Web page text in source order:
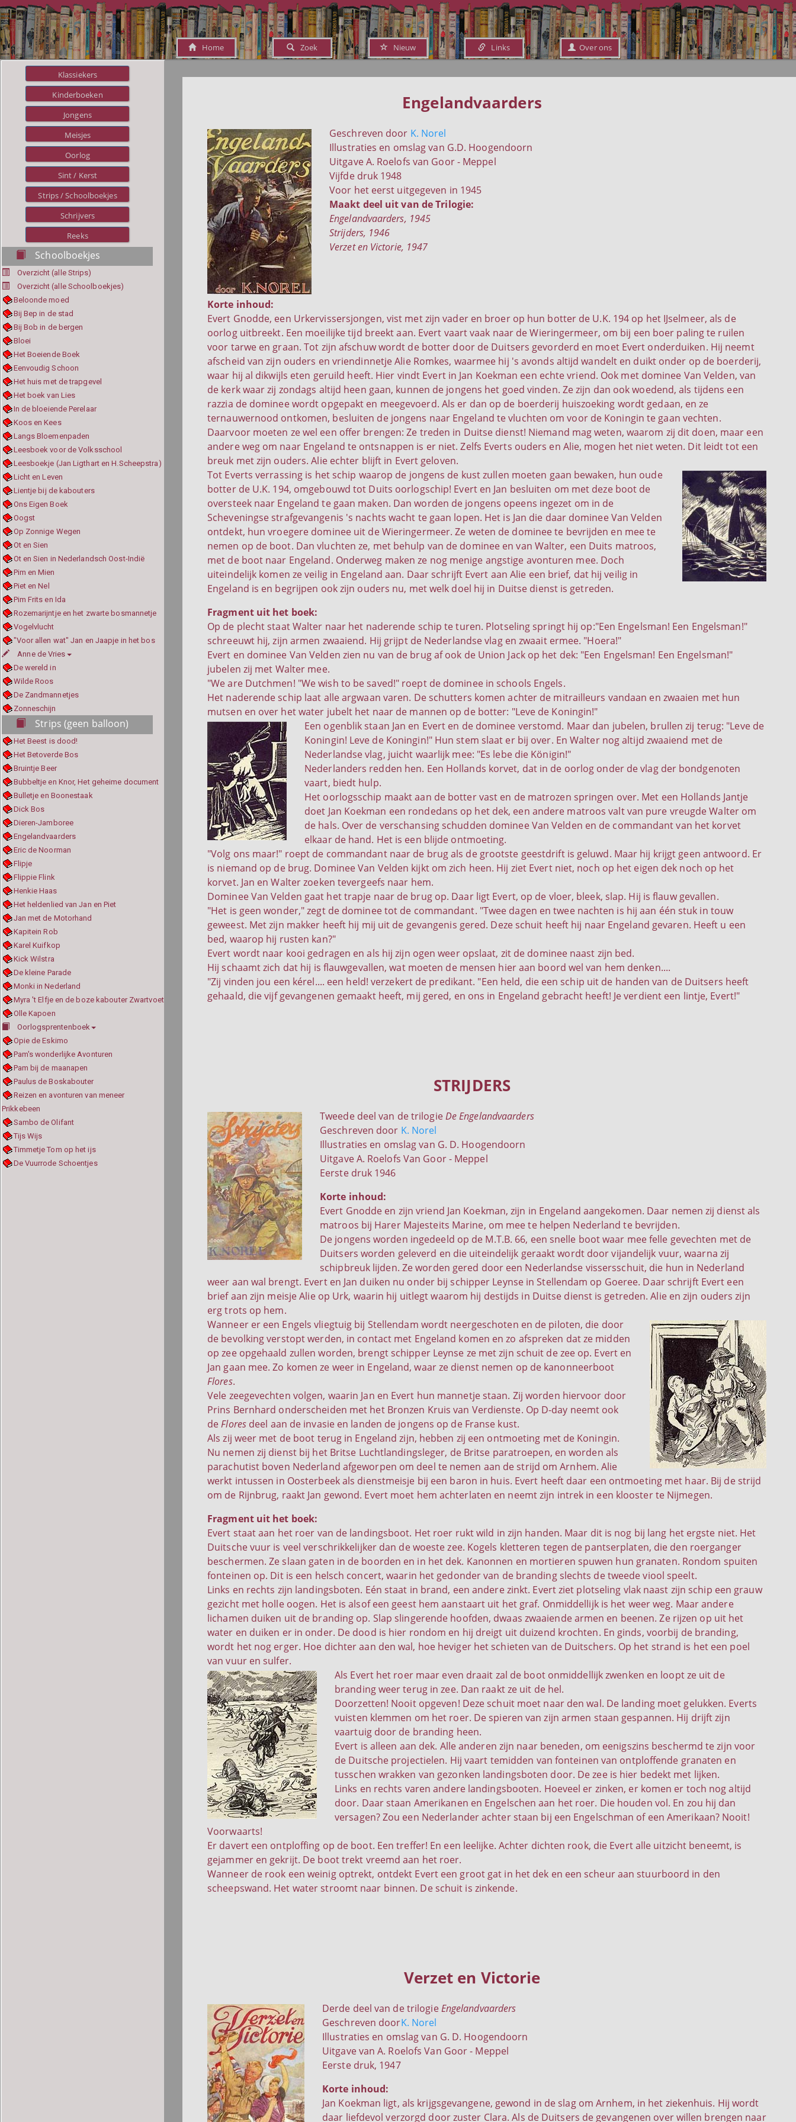
Home Zoek Nieuw Links Over ons
Klassiekers
Kinderboeken
Jongens
Meisjes
Oorlog
Sint / Kerst
Strips / Schoolboekjes
Schrijvers
Reeks
Schoolboekjes
Overzicht (alle Strips)
Overzicht (alle Schoolboekjes)
Beloonde moed
Bij Bep in de stad
Bij Bob in de bergen
Bloei
Het Boeiende Boek
Eenvoudig Schoon
Het huis met de trapgevel
Het boek van Lies
In de bloeiende Perelaar
Koos en Kees
Langs Bloemenpaden
Leesboek voor de Volksschool
Leesboekje (Jan Ligthart en H.Scheepstra)
Licht en Leven
Lientje bij de kabouters
Ons Eigen Boek
Oogst
Op Zonnige Wegen
Ot en Sien
Ot en Sien in Nederlandsch Oost-Indië
Pim en Mien
Piet en Nel
Pim Frits en Ida
Rozemarijntje en het zwarte bosmannetje
Vogelvlucht
"Voor allen wat" Jan en Jaapje in het bos
Anne de Vries
De wereld in
Wilde Roos
De Zandmannetjes
Zonneschijn
Strips (geen balloon)
Het Beest is dood!
Het Betoverde Bos
Bruintje Beer
Bubbeltje en Knor, Het geheime document
Bulletje en Boonestaak
Dick Bos
Dieren-Jamboree
Engelandvaarders
Eric de Noorman
Flipje
Flippie Flink
Henkie Haas
Het heldenlied van Jan en Piet
Jan met de Motorhand
Kapitein Rob
Karel Kuifkop
Kick Wilstra
De kleine Parade
Monki in Nederland
Myra 't Elfje en de boze kabouter Zwartvoet
Olle Kapoen
Oorlogsprentenboek
Opie de Eskimo
Pam's wonderlijke Avonturen
Pam bij de maanapen
Paulus de Boskabouter
Reizen en avonturen van meneer
Prikkebeen
Sambo de Olifant
Tijs Wijs
Timmetje Tom op het ijs
De Vuurrode Schoentjes
Engelandvaarders
Geschreven door K. Norel
Illustraties en omslag van G.D. Hoogendoorn
Uitgave A. Roelofs van Goor - Meppel
Vijfde druk 1948
Voor het eerst uitgegeven in 1945
Maakt deel uit van de Trilogie:
Engelandvaarders, 1945
Strijders, 1946
Verzet en Victorie, 1947
Korte inhoud:
Evert Gnodde, een Urkervissersjongen, vist met zijn vader en broer op hun botter de U.K. 194 op het IJselmeer, als de
oorlog uitbreekt. Een moeilijke tijd breekt aan. Evert vaart vaak naar de Wieringermeer, om bij een boer paling te ruilen
voor tarwe en graan. Tot zijn afschuw wordt de botter door de Duitsers gevorderd en moet Evert onderduiken. Hij neemt
afscheid van zijn ouders en vriendinnetje Alie Romkes, waarmee hij 's avonds altijd wandelt en duikt onder op de boerderij,
waar hij al dikwijls eten geruild heeft. Hier vindt Evert in Jan Koekman een echte vriend. Ook met dominee Van Velden, van
de kerk waar zij zondags altijd heen gaan, kunnen de jongens het goed vinden. Ze zijn dan ook woedend, als tijdens een
razzia de dominee wordt opgepakt en meegevoerd. Als er dan op de boerderij huiszoeking wordt gedaan, en ze
ternauwernood ontkomen, besluiten de jongens naar Engeland te vluchten om voor de Koningin te gaan vechten.
Daarvoor moeten ze wel een offer brengen: Ze treden in Duitse dienst! Niemand mag weten, waarom zij dit doen, maar een
andere weg om naar Engeland te ontsnappen is er niet. Zelfs Everts ouders en Alie, mogen het niet weten. Dit leidt tot een
breuk met zijn ouders. Alie echter blijft in Evert geloven.
Tot Everts verrassing is het schip waarop de jongens de kust zullen moeten gaan bewaken, hun oude
botter de U.K. 194, omgebouwd tot Duits oorlogschip! Evert en Jan besluiten om met deze boot de
oversteek naar Engeland te gaan maken. Dan worden de jongens opeens ingezet om in de
Scheveningse strafgevangenis 's nachts wacht te gaan lopen. Het is Jan die daar dominee Van Velden
ontdekt, hun vroegere dominee uit de Wieringermeer. Ze weten de dominee te bevrijden en mee te
nemen op de boot. Dan vluchten ze, met behulp van de dominee en van Walter, een Duits matroos,
met de boot naar Engeland. Onderweg maken ze nog menige angstige avonturen mee. Doch
uiteindelijk komen ze veilig in Engeland aan. Daar schrijft Evert aan Alie een brief, dat hij veilig in
Engeland is en begrijpen ook zijn ouders nu, met welk doel hij in Duitse dienst is getreden.
Fragment uit het boek:
Op de plecht staat Walter naar het naderende schip te turen. Plotseling springt hij op:"Een Engelsman! Een Engelsman!"
schreeuwt hij, zijn armen zwaaiend. Hij grijpt de Nederlandse vlag en zwaait ermee. "Hoera!"
Evert en dominee Van Velden zien nu van de brug af ook de Union Jack op het dek: "Een Engelsman! Een Engelsman!"
jubelen zij met Walter mee.
"We are Dutchmen! "We wish to be saved!" roept de dominee in schools Engels.
Het naderende schip laat alle argwaan varen. De schutters komen achter de mitrailleurs vandaan en zwaaien met hun
mutsen en over het water jubelt het naar de mannen op de botter: "Leve de Koningin!"
Een ogenblik staan Jan en Evert en de dominee verstomd. Maar dan jubelen, brullen zij terug: "Leve de
Koningin! Leve de Koningin!" Hun stem slaat er bij over. En Walter nog altijd zwaaiend met de
Nederlandse vlag, juicht waarlijk mee: "Es lebe die Königin!"
Nederlanders redden hen. Een Hollands korvet, dat in de oorlog onder de vlag der bondgenoten
vaart, biedt hulp.
Het oorlogsschip maakt aan de botter vast en de matrozen springen over. Met een Hollands Jantje
doet Jan Koekman een rondedans op het dek, een andere matroos valt van pure vreugde Walter om
de hals. Over de verschansing schudden dominee Van Velden en de commandant van het korvet
elkaar de hand. Het is een blijde ontmoeting.
"Volg ons maar!" roept de commandant naar de brug als de grootste geestdrift is geluwd. Maar hij krijgt geen antwoord. Er
is niemand op de brug. Dominee Van Velden kijkt om zich heen. Hij ziet Evert niet, noch op het eigen dek noch op het
korvet. Jan en Walter zoeken tevergeefs naar hem.
Dominee Van Velden gaat het trapje naar de brug op. Daar ligt Evert, op de vloer, bleek, slap. Hij is flauw gevallen.
"Het is geen wonder," zegt de dominee tot de commandant. "Twee dagen en twee nachten is hij aan één stuk in touw
geweest. Met zijn makker heeft hij mij uit de gevangenis gered. Deze schuit heeft hij naar Engeland gevaren. Heeft u een
bed, waarop hij rusten kan?"
Evert wordt naar kooi gedragen en als hij zijn ogen weer opslaat, zit de dominee naast zijn bed.
Hij schaamt zich dat hij is flauwgevallen, wat moeten de mensen hier aan boord wel van hem denken....
"Zij vinden jou een kérel.... een held! verzekert de predikant. "Een held, die een schip uit de handen van de Duitsers heeft
gehaald, die vijf gevangenen gemaakt heeft, mij gered, en ons in Engeland gebracht heeft! Je verdient een lintje, Evert!"
STRIJDERS
Tweede deel van de trilogieDe Engelandvaarders
Geschreven door K. Norel
Illustraties en omslag van G. D. Hoogendoorn
Uitgave A. Roelofs Van Goor - Meppel
Eerste druk 1946
Korte inhoud:
Evert Gnodde en zijn vriend Jan Koekman, zijn in Engeland aangekomen. Daar nemen zij dienst als
matroos bij Harer Majesteits Marine, om mee te helpen Nederland te bevrijden.
De jongens worden ingedeeld op de M.T.B. 66, een snelle boot waar mee felle gevechten met de
Duitsers worden geleverd en die uiteindelijk geraakt wordt door vijandelijk vuur, waarna zij
schipbreuk lijden. Ze worden gered door een Nederlandse vissersschuit, die hun in Nederland
weer aan wal brengt. Evert en Jan duiken nu onder bij schipper Leynse in Stellendam op Goeree. Daar schrijft Evert een
brief aan zijn meisje Alie op Urk, waarin hij uitlegt waarom hij destijds in Duitse dienst is getreden. Alie en zijn ouders zijn
erg trots op hem.
Wanneer er een Engels vliegtuig bij Stellendam wordt neergeschoten en de piloten, die door
de bevolking verstopt werden, in contact met Engeland komen en zo afspreken dat ze midden
op zee opgehaald zullen worden, brengt schipper Leynse ze met zijn schuit de zee op. Evert en
Jan gaan mee. Zo komen ze weer in Engeland, waar ze dienst nemen op de kanonneerboot
Flores.
Vele zeegevechten volgen, waarin Jan en Evert hun mannetje staan. Zij worden hiervoor door
Prins Bernhard onderscheiden met het Bronzen Kruis van Verdienste. Op D-day neemt ook
deFloresdeel aan de invasie en landen de jongens op de Franse kust.
Als zij weer met de boot terug in Engeland zijn, hebben zij een ontmoeting met de Koningin.
Nu nemen zij dienst bij het Britse Luchtlandingsleger, de Britse paratroepen, en worden als
parachutist boven Nederland afgeworpen om deel te nemen aan de strijd om Arnhem. Alie
werkt intussen in Oosterbeek als dienstmeisje bij een baron in huis. Evert heeft daar een ontmoeting met haar. Bij de strijd
om de Rijnbrug, raakt Jan gewond. Evert moet hem achterlaten en neemt zijn intrek in een klooster te Nijmegen.
Fragment uit het boek:
Evert staat aan het roer van de landingsboot. Het roer rukt wild in zijn handen. Maar dit is nog bij lang het ergste niet. Het
Duitsche vuur is veel verschrikkelijker dan de woeste zee. Kogels kletteren tegen de pantserplaten, die den roerganger
beschermen. Ze slaan gaten in de boorden en in het dek. Kanonnen en mortieren spuwen hun granaten. Rondom spuiten
fonteinen op. Dit is een helsch concert, waarin het gedonder van de branding slechts de tweede viool speelt.
Links en rechts zijn landingsboten. Eén staat in brand, een andere zinkt. Evert ziet plotseling vlak naast zijn schip een grauw
gezicht met holle oogen. Het is alsof een geest hem aanstaart uit het graf. Onmiddellijk is het weer weg. Maar andere
lichamen duiken uit de branding op. Slap slingerende hoofden, dwaas zwaaiende armen en beenen. Ze rijzen op uit het
water en duiken er in onder. De dood is hier rondom en hij dreigt uit duizend krochten. En ginds, voorbij de branding,
wordt het nog erger. Hoe dichter aan den wal, hoe heviger het schieten van de Duitschers. Op het strand is het een poel
van vuur en sulfer.
Als Evert het roer maar even draait zal de boot onmiddellijk zwenken en loopt ze uit de
branding weer terug in zee. Dan raakt ze uit de hel.
Doorzetten! Nooit opgeven! Deze schuit moet naar den wal. De landing moet gelukken. Everts
vuisten klemmen om het roer. De spieren van zijn armen staan gespannen. Hij drijft zijn
vaartuig door de branding heen.
Evert is alleen aan dek. Alle anderen zijn naar beneden, om eenigszins beschermd te zijn voor
de Duitsche projectielen. Hij vaart temidden van fonteinen van ontploffende granaten en
tusschen wrakken van gezonken landingsboten door. De zee is hier bedekt met lijken.
Links en rechts varen andere landingsbooten. Hoeveel er zinken, er komen er toch nog altijd
door. Daar staan Amerikanen en Engelschen aan het roer. Die houden vol. En zou hij dan
versagen? Zou een Nederlander achter staan bij een Engelschman of een Amerikaan? Nooit!
Voorwaarts!
Er davert een ontploffing op de boot. Een treffer! En een leelijke. Achter dichten rook, die Evert alle uitzicht beneemt, is
gejammer en gekrijt. De boot trekt vreemd aan het roer.
Wanneer de rook een weinig optrekt, ontdekt Evert een groot gat in het dek en een scheur aan stuurboord in den
scheepswand. Het water stroomt naar binnen. De schuit is zinkende.
Verzet en Victorie
Derde deel van de trilogieEngelandvaarders
Geschreven doorK. Norel
Illustraties en omslag van G. D. Hoogendoorn
Uitgave van A. Roelofs Van Goor - Meppel
Eerste druk, 1947
Korte inhoud:
Jan Koekman ligt, als krijgsgevangene, gewond in de slag om Arnhem, in het ziekenhuis. Hij wordt
daar liefdevol verzorgd door zuster Clara. Als de Duitsers de gevangenen over willen brengen naar